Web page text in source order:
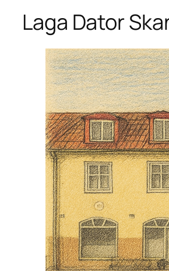
Laga Dator